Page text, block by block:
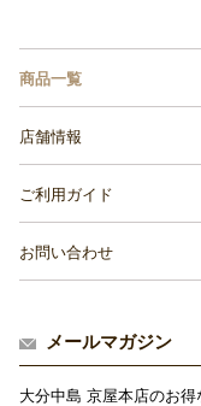
商品一覧
店舗情報
ご利用ガイド
お問い合わせ
メールマガジン
大分中島 京屋本店のお得